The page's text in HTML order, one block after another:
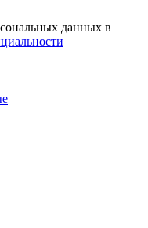
данных в